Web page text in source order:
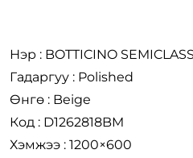
Нэр : BOTTICINO
Гадаргуу : Polished
Өнгө : Beige
Код : D1262818BM
Хэмжээ : 1200×600